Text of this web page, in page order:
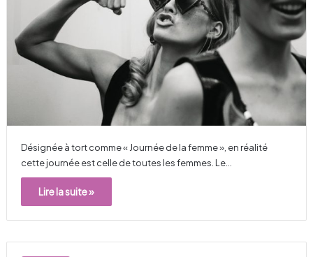
Désignée à tort comme « Journée de la femme », en réalité
cette journée est celle de toutes les femmes. Le…
Lire la suite »